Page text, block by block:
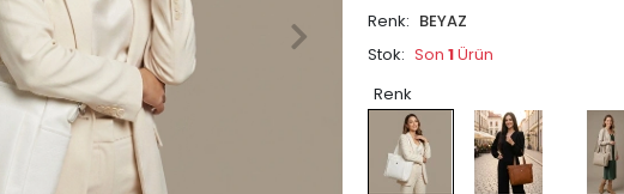
Renk: BEYAZ
Stok: Son 1Ürün
Renk